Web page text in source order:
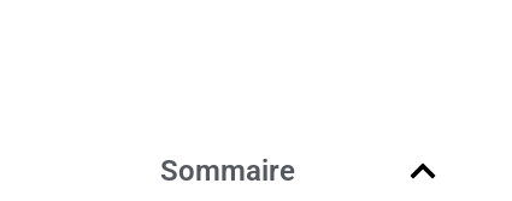
Sommaire